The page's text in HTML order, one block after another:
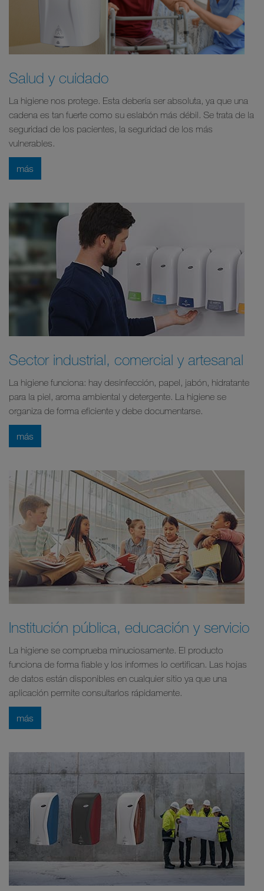
Salud y cuidado
La higiene nos protege. Esta debería ser absoluta, ya que una
cadena es tan fuerte como su eslabón más débil. Se trata de la
seguridad de los pacientes, la seguridad de los más
vulnerables.
más
Sector industrial, comercial y artesanal
La higiene funciona: hay desinfección, papel, jabón, hidratante
para la piel, aroma ambiental y detergente. La higiene se
organiza de forma eficiente y debe documentarse.
más
Institución pública, educación y servicio
La higiene se comprueba minuciosamente. El producto
funciona de forma fiable y los informes lo certifican. Las hojas
de datos están disponibles en cualquier sitio ya que una
aplicación permite consultarlos rápidamente.
más